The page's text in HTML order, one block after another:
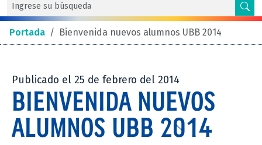
Portada / Bienvenida nuevos alumnos UBB 2014
Publicado el 25 de febrero del 2014
BIENVENIDA NUEVOS
ALUMNOS UBB 2014